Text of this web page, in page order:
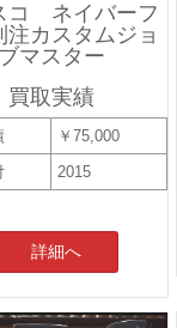
コ ネイバーフ
注カスタムジョ
ブマスター
買取実績
￥75,000
2015
詳細へ